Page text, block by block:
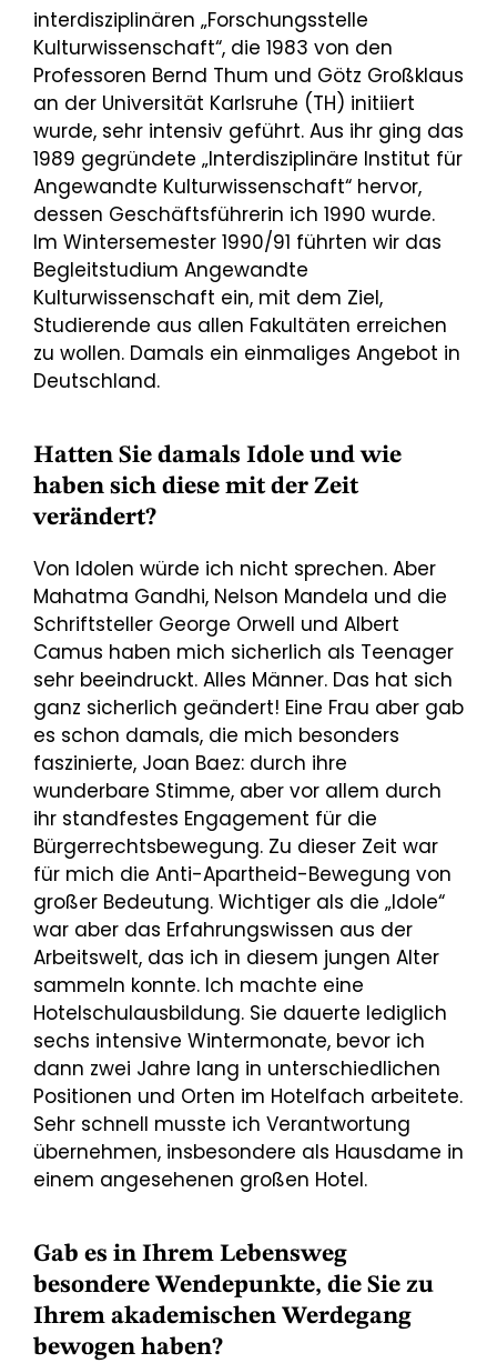
interdisziplinären „Forschungsstelle
Kulturwissenschaft“, die 1983 von den
Professoren Bernd Thum und Götz Großklaus
an der Universität Karlsruhe (TH) initiiert
wurde, sehr intensiv geführt. Aus ihr ging das
1989 gegründete „Interdisziplinäre Institut für
Angewandte Kulturwissenschaft“ hervor,
dessen Geschäftsführerin ich 1990 wurde.
Im Wintersemester 1990/91 führten wir das
Begleitstudium Angewandte
Kulturwissenschaft ein, mit dem Ziel,
Studierende aus allen Fakultäten erreichen
zu wollen. Damals ein einmaliges Angebot in
Deutschland.
Hatten Sie damals Idole und wie
haben sich diese mit der Zeit
verändert?
Von Idolen würde ich nicht sprechen. Aber
Mahatma Gandhi, Nelson Mandela und die
Schriftsteller George Orwell und Albert
Camus haben mich sicherlich als Teenager
sehr beeindruckt. Alles Männer. Das hat sich
ganz sicherlich geändert! Eine Frau aber gab
es schon damals, die mich besonders
faszinierte, Joan Baez: durch ihre
wunderbare Stimme, aber vor allem durch
ihr standfestes Engagement für die
Bürgerrechtsbewegung. Zu dieser Zeit war
für mich die Anti-Apartheid-Bewegung von
großer Bedeutung. Wichtiger als die „Idole“
war aber das Erfahrungswissen aus der
Arbeitswelt, das ich in diesem jungen Alter
sammeln konnte. Ich machte eine
Hotelschulausbildung. Sie dauerte lediglich
sechs intensive Wintermonate, bevor ich
dann zwei Jahre lang in unterschiedlichen
Positionen und Orten im Hotelfach arbeitete.
Sehr schnell musste ich Verantwortung
übernehmen, insbesondere als Hausdame in
einem angesehenen großen Hotel.
Gab es in Ihrem Lebensweg
besondere Wendepunkte, die Sie zu
Ihrem akademischen Werdegang
bewogen haben?